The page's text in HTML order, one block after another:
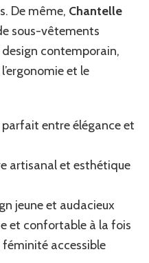
De même, Chantelle
sous-vêtements
contemporain,
et le
entre élégance et
artisanal et esthétique
jeune et audacieux
et confortable à la fois
accessible